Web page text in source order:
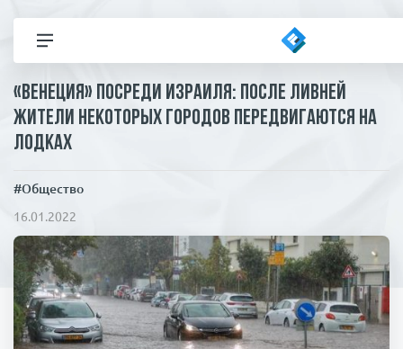
Все новости
Экономика
Общество
«Венеция» посреди Израиля: после ливней
жители некоторых городов передвигаются на
лодках
#Общество
16.01.2022